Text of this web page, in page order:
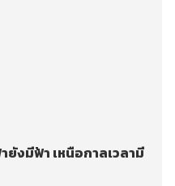
ยังมีฟ้า เหนือกาลเวลามี